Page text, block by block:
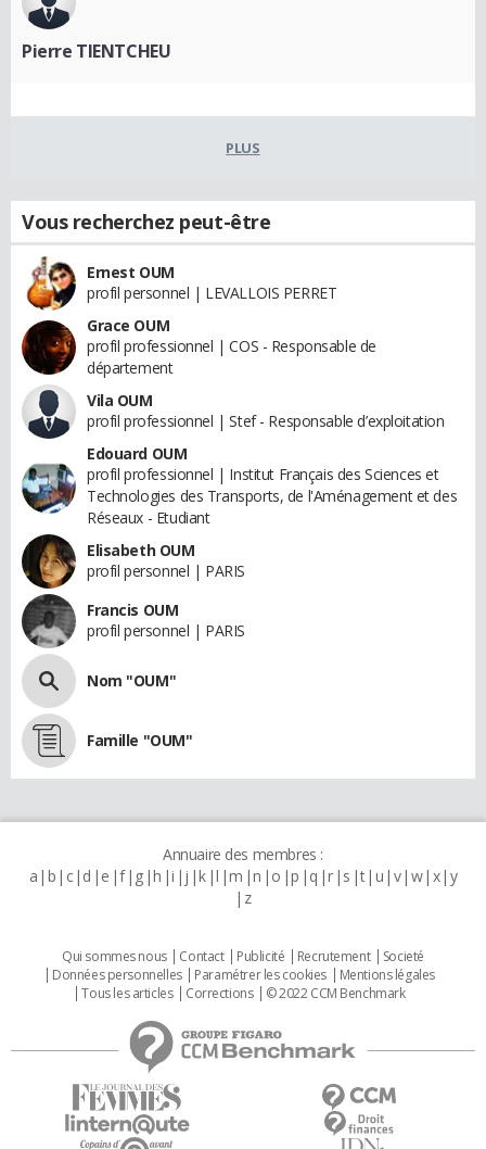
Pierre TIENTCHEU
PLUS
Vous recherchez peut-être
Ernest OUM
profil personnel | LEVALLOIS PERRET
Grace OUM
profil professionnel | COS - Responsable de
département
Vila OUM
profil professionnel | Stef - Responsable d’exploitation
Edouard OUM
profil professionnel | Institut Français des Sciences et
Technologies des Transports, de l'Aménagement et des
Réseaux - Etudiant
Elisabeth OUM
profil personnel | PARIS
Francis OUM
profil personnel | PARIS
Nom "OUM"
Famille "OUM"
Annuaire des membres :
a b c d e f g h i j k l m n o p q r s t u v w x y
z
Qui sommes nous Contact Publicité Recrutement
Societé
Données personnelles
Paramétrer les cookies
Mentions légales
Tous les articles
Corrections © 2022 CCM Benchmark